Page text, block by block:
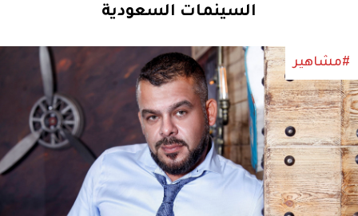
السينمات السعودية
#مشاهير